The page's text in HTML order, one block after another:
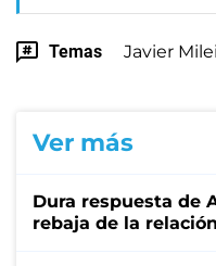
Temas Javier Milei
Ver más
Dura respuesta de
rebaja de la